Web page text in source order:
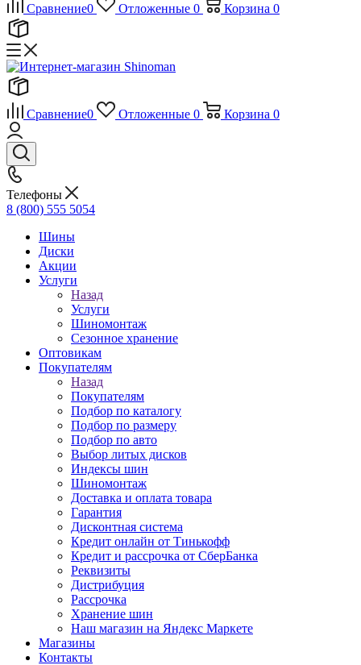
Сравнение0 Отложенные 0 Корзина 0
Сравнение0 Отложенные 0 Корзина 0
Телефоны
8 (800) 555 5054
Шины
Диски
Акции
Услуги
Назад
Услуги
Шиномонтаж
Сезонное хранение
Оптовикам
Покупателям
Назад
Покупателям
Подбор по каталогу
Подбор по размеру
Подбор по авто
Выбор литых дисков
Индексы шин
Шиномонтаж
Доставка и оплата товара
Гарантия
Дисконтная система
Кредит онлайн от Тинькофф
Кредит и рассрочка от СберБанка
Реквизиты
Дистрибуция
Рассрочка
Хранение шин
Наш магазин на Яндекс Маркете
Магазины
Контакты